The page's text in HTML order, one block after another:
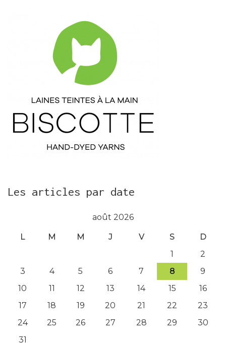
Les articles par date
août 2026
L M M J V S
D
1
2
3
4 5 6 7 8
9
10
11 12 13 14 15
16
17
18 19 20 21 22
23
24
25 26 27 28 29
30
31